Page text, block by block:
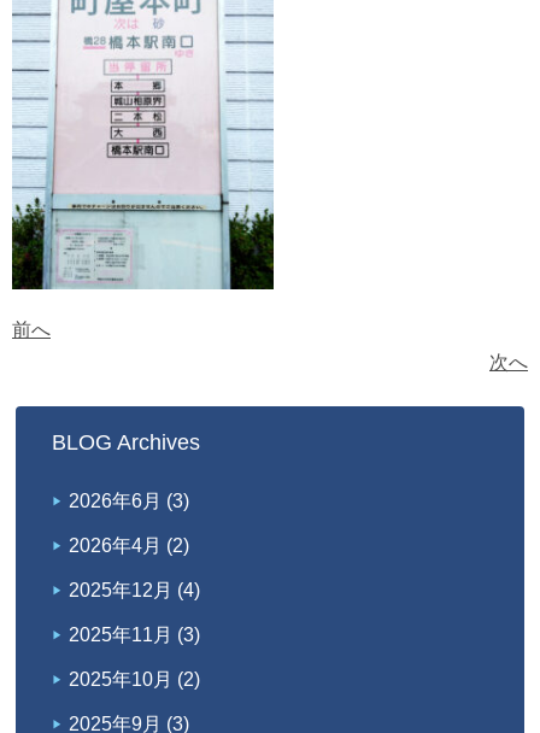
前へ
次へ
BLOG Archives
2026年6月 (3)
2026年4月 (2)
2025年12月 (4)
2025年11月 (3)
2025年10月 (2)
2025年9月 (3)